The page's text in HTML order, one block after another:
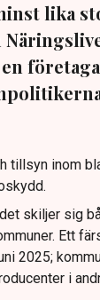
lika
tillsyn inom
skiljer sig
Ett
2025;
i